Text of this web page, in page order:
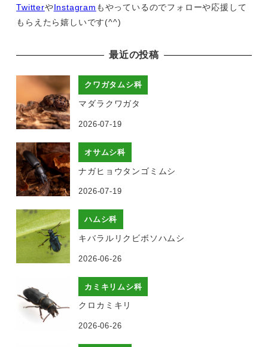
TwitterやInstagram もやっているのでフォローや応援して
もらえたら嬉しいです(^^)
最近の投稿
クワガタムシ科
マダラクワガタ
2026-07-19
オサムシ科
ナガヒョウタンゴミムシ
2026-07-19
ハムシ科
キバラルリクビボソハムシ
2026-06-26
カミキリムシ科
クロカミキリ
2026-06-26